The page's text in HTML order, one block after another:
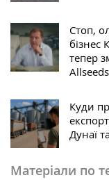
Стоп,
бізнес
тепер
Allseeds
Куди
Дунаї
Матеріали по